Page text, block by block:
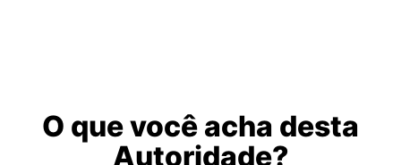
O que você acha desta
Autoridade?